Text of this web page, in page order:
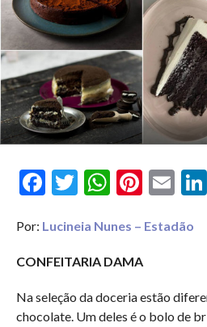
FacebookTwitterWhatsAppPinterest
Email
Por: Lucineia Nunes – Estadão
CONFEITARIA DAMA
Na seleção da doceria estão
chocolate. Um deles é o bolo de